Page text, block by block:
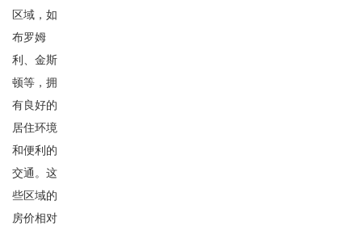
区域，如
布罗姆
利、金斯
顿等，拥
有良好的
居住环境
和便利的
交通。这
些区域的
房价相对